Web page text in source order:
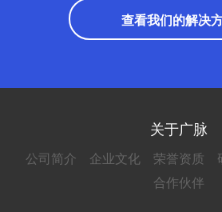
查看我们的解决
关于广脉
公司简介 企业文化 荣誉资质
合作伙伴